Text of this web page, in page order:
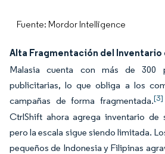
Fuente: Mordor Intelligence
Alta Fragmentación del
Malasia cuenta con más de 300
publicitarias, lo que obliga a los
campañas de forma fragmentada.[3]
CtrlShift ahora agrega inventario de
pero la escala sigue siendo limitada.
pequeños de Indonesia y Filipinas